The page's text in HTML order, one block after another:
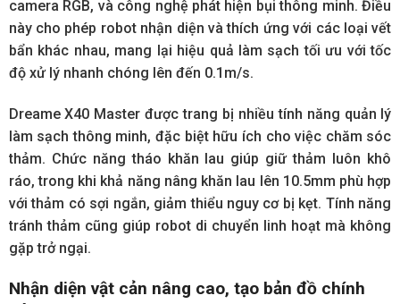
camera RGB, và công nghệ phát hiện bụi thông minh. Điều
này cho phép robot nhận diện và thích ứng với các loại vết
bẩn khác nhau, mang lại hiệu quả làm sạch tối ưu với tốc
độ xử lý nhanh chóng lên đến 0.1m/s.
Dreame X40 Master được trang bị nhiều tính năng quản lý
làm sạch thông minh, đặc biệt hữu ích cho việc chăm sóc
thảm. Chức năng tháo khăn lau giúp giữ thảm luôn khô
ráo, trong khi khả năng nâng khăn lau lên 10.5mm phù hợp
với thảm có sợi ngắn, giảm thiểu nguy cơ bị kẹt. Tính năng
tránh thảm cũng giúp robot di chuyển linh hoạt mà không
gặp trở ngại.
Nhận diện vật cản nâng cao, tạo bản đồ chính